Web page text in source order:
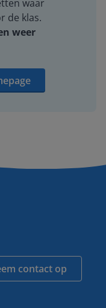
waar
de klas.
weer
contact op